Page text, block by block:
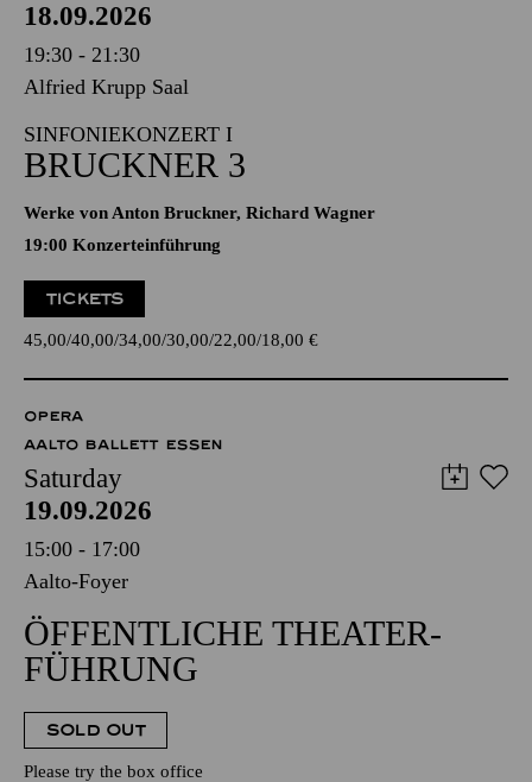
18.09.2026
19:30 - 21:30
Alfried Krupp Saal
SINFONIEKONZERT I
BRUCKNER 3
Werke von Anton Bruckner, Richard Wagner
19:00 Konzerteinführung
TICKETS
45,00 40,00 34,00 30,00 22,00 18,00 €
OPERA
AALTO BALLETT ESSEN
Saturday
19.09.2026
15:00 - 17:00
Aalto-Foyer
ÖFFENTLICHE THEATER­
FÜHRUNG
SOLD OUT
Please try the box office